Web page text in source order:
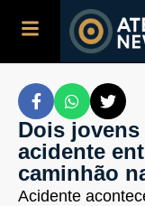
Dois jovens
acidente
caminhão
Acidente